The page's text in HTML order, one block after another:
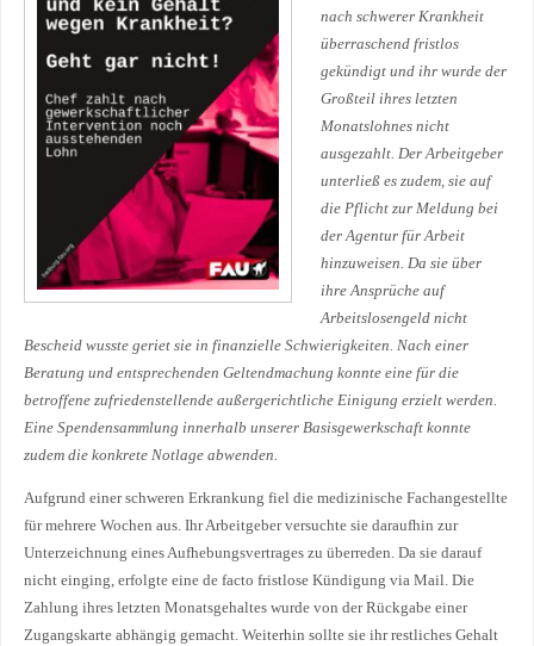
nach schwerer Krankheit
überraschend fristlos
gekündigt und ihr wurde der
Großteil ihres letzten
Monatslohnes nicht
ausgezahlt. Der Arbeitgeber
unterließ es zudem, sie auf
die Pflicht zur Meldung bei
der Agentur für Arbeit
hinzuweisen. Da sie über
ihre Ansprüche auf
Arbeitslosengeld nicht
Bescheid wusste geriet sie in finanzielle Schwierigkeiten. Nach einer
Beratung und entsprechenden Geltendmachung konnte eine für die
betroffene zufriedenstellende außergerichtliche Einigung erzielt werden.
Eine Spendensammlung innerhalb unserer Basisgewerkschaft konnte
zudem die konkrete Notlage abwenden.
Aufgrund einer schweren Erkrankung fiel die medizinische Fachangestellte
für mehrere Wochen aus. Ihr Arbeitgeber versuchte sie daraufhin zur
Unterzeichnung eines Aufhebungsvertrages zu überreden. Da sie darauf
nicht einging, erfolgte eine de facto fristlose Kündigung via Mail. Die
Zahlung ihres letzten Monatsgehaltes wurde von der Rückgabe einer
Zugangskarte abhängig gemacht. Weiterhin sollte sie ihr restliches Gehalt